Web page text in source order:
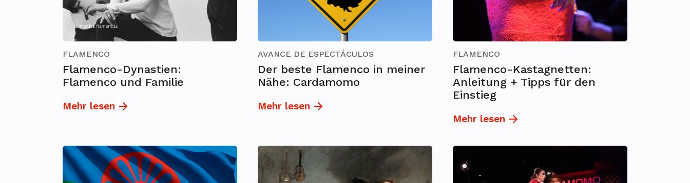
FLAMENCO
Flamenco-Dynastien:
Flamenco und Familie
Mehr lesen
AVANCE DE ESPECTÁCULOS
Der beste Flamenco in meiner
Nähe: Cardamomo
Mehr lesen
FLAMENCO
Flamenco-Kastagnetten:
Anleitung + Tipps für den
Einstieg
Mehr lesen